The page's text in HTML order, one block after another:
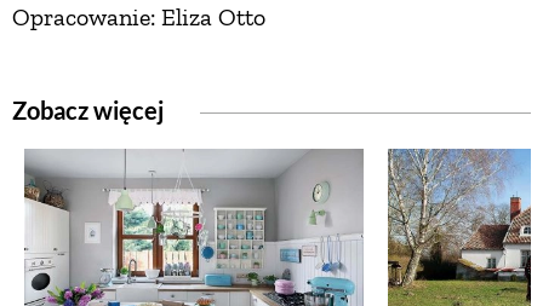
Opracowanie: Eliza Otto
Zobacz więcej